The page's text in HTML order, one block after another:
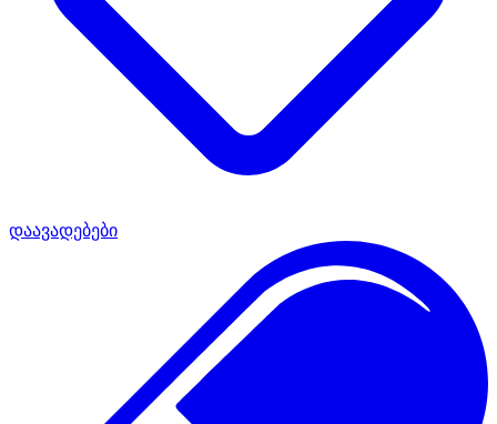
დაავადებები